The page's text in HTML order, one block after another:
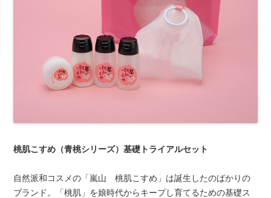
桃肌こすめ（青桃シリーズ）基礎トライアルセット
自然派和コスメの「嵐山 桃肌こすめ」は誕生したのばかりの
ブランド。「桃肌」を娘時代からキープし育てるための基礎ス